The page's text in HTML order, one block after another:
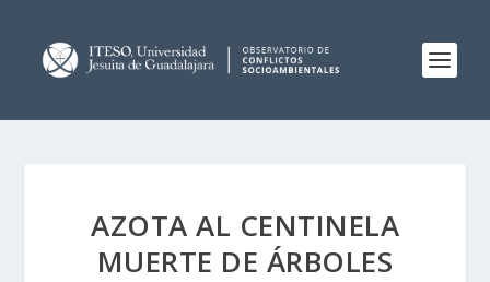
AZOTA AL CENTINELA
MUERTE DE ÁRBOLES